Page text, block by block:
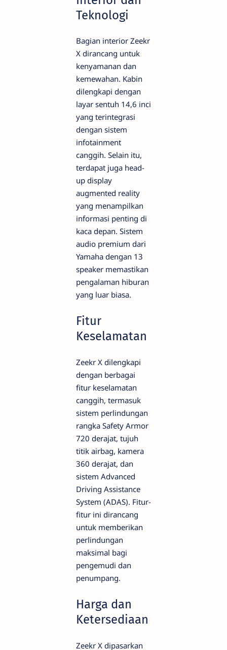
Teknologi
Bagian interior Zeekr
X dirancang untuk
kenyamanan dan
kemewahan. Kabin
dilengkapi dengan
layar sentuh 14,6 inci
yang terintegrasi
dengan sistem
infotainment
canggih. Selain itu,
terdapat juga head-
up display
augmented reality
yang menampilkan
informasi penting di
kaca depan. Sistem
audio premium dari
Yamaha dengan 13
speaker memastikan
pengalaman hiburan
yang luar biasa.
Fitur
Keselamatan
Zeekr X dilengkapi
dengan berbagai
fitur keselamatan
canggih, termasuk
sistem perlindungan
rangka Safety Armor
720 derajat, tujuh
titik airbag, kamera
360 derajat, dan
sistem Advanced
Driving Assistance
System (ADAS). Fitur-
fitur ini dirancang
untuk memberikan
perlindungan
maksimal bagi
pengemudi dan
penumpang.
Harga dan
Ketersediaan
Zeekr X dipasarkan